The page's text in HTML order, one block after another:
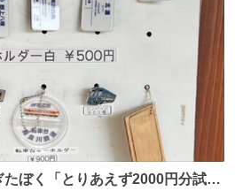
ぼく「とりあえず2000円分試し